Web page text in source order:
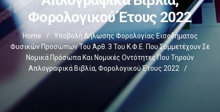
Φορολογικού Έτους 2022
Home /
Υποβολή Δήλωσης Φορολογίας Εισοδήματος
Φυσικών Προσώπων Του Άρθ. 3 Του Κ.Φ.Ε. Που Συμμετέχουν Σε
Νομικά Πρόσωπα Και Νομικές Οντότητες Που Τηρούν
Απλογραφικά Βιβλία, Φορολογικού Έτους 2022
/